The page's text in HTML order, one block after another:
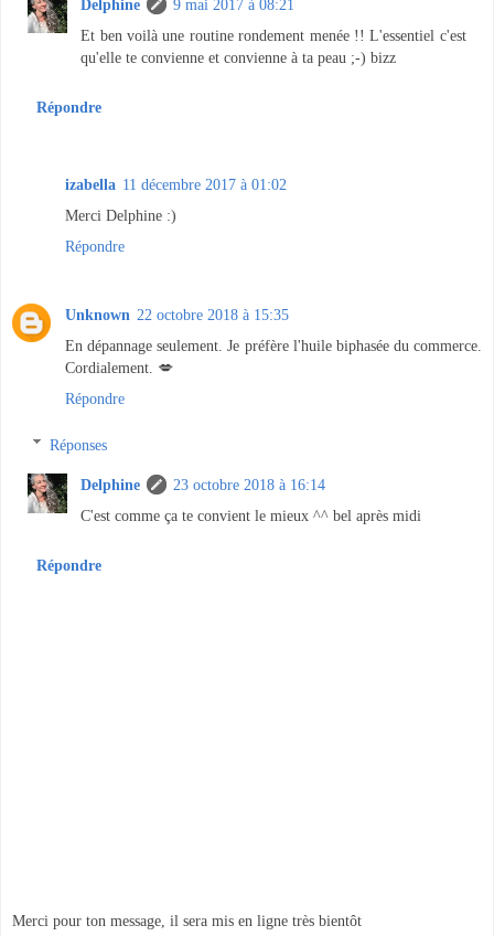
Delphine
9 mai 2017 à 08:21
Et ben voilà une routine rondement menée !! L'essentiel c'est
qu'elle te convienne et convienne à ta peau ;-) bizz
Répondre
izabella 11 décembre 2017 à 01:02
Merci Delphine :)
Répondre
Unknown 22 octobre 2018 à 15:35
En dépannage seulement. Je préfère l'huile biphasée du commerce.
Cordialement. 💋
Répondre
Réponses
Delphine
23 octobre 2018 à 16:14
C'est comme ça te convient le mieux ^^ bel après midi
Répondre
Merci pour ton message, il sera mis en ligne très bientôt